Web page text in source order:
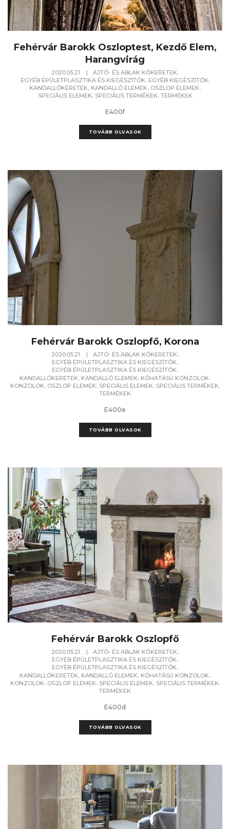
Fehérvár Barokk Oszloptest, Kezdő Elem,
Harangvirág
2020.05.21. | AJTÓ- ÉS ABLAK KŐKERETEK,
EGYÉB ÉPÜLETPLASZTIKA ÉS KIEGÉSZÍTŐK, EGYÉB KIEGÉSZÍTŐK,
KANDALLÓKERETEK, KANDALLÓ ELEMEK, OSZLOP ELEMEK,
SPECIÁLIS ELEMEK, SPECIÁLIS TERMÉKEK, TERMÉKEK
E400f
TOVÁBB OLVASOK
Fehérvár Barokk Oszlopfő, Korona
2020.05.21. | AJTÓ- ÉS ABLAK KŐKERETEK,
EGYÉB ÉPÜLETPLASZTIKA ÉS KIEGÉSZÍTŐK,
EGYÉB ÉPÜLETPLASZTIKA ÉS KIEGÉSZÍTŐK,
KANDALLÓKERETEK, KANDALLÓ ELEMEK, KŐHATÁSÚ KONZOLOK,
KONZOLOK OSZLOP ELEMEK SPECIÁLIS ELEMEK SPECIÁLIS TERMÉKEK
TERMÉKEK
E400e
TOVÁBB OLVASOK
Fehérvár Barokk Oszlopfő
2020.05.21. | AJTÓ- ÉS ABLAK KŐKERETEK,
EGYÉB ÉPÜLETPLASZTIKA ÉS KIEGÉSZÍTŐK,
EGYÉB ÉPÜLETPLASZTIKA ÉS KIEGÉSZÍTŐK,
KANDALLÓKERETEK, KANDALLÓ ELEMEK, KŐHATÁSÚ KONZOLOK,
KONZOLOK, OSZLOP ELEMEK, SPECIÁLIS ELEMEK, SPECIÁLIS TERMÉKEK,
TERMÉKEK
E400d
TOVÁBB OLVASOK